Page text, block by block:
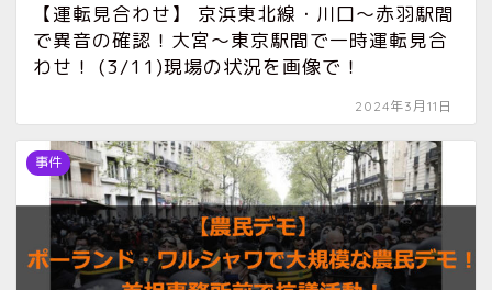
【運転見合わせ】 京浜東北線・川口〜赤羽駅間
で異音の確認！大宮〜東京駅間で一時運転見合
わせ！ (3/11)現場の状況を画像で！
2024年3月11日
事件